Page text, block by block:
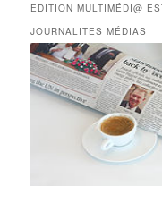
EDITION MULTIMÉDI@
JOURNALITES MÉDIAS